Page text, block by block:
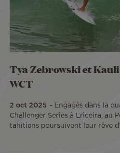
Tya Zebrowski et
WCT
2 oct 2025
Engagés dans la
Challenger Series à Ericeira, au
tahitiens poursuivent leur rêve